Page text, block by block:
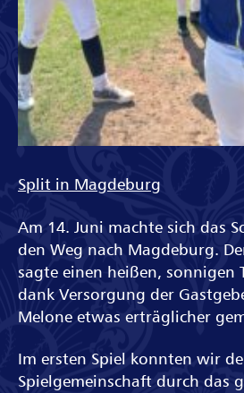
Split in Magdeburg
Am 14. Juni machte sich das
den Weg nach Magdeburg.
sagte einen heißen, sonnigen
dank Versorgung der
Melone etwas erträglicher
Im ersten Spiel konnten wir
Spielgemeinschaft durch das